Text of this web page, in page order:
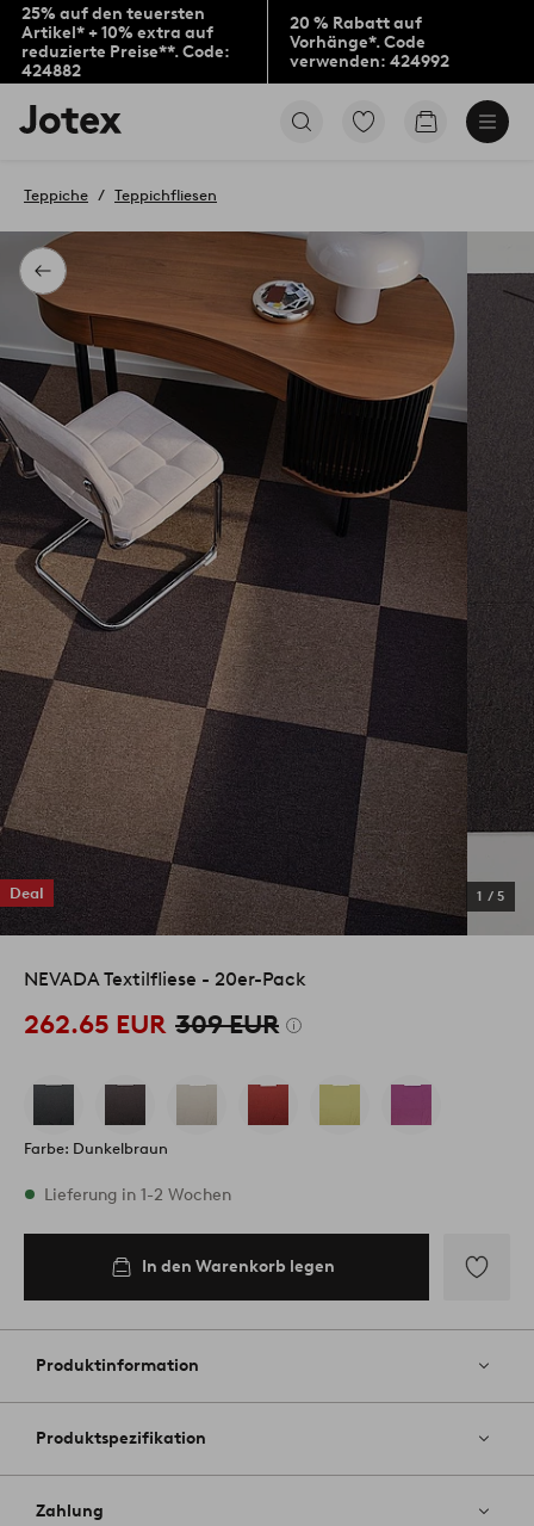
25% auf den teuersten
Artikel* + 10% extra auf
reduzierte Preise**. Code:
424882
20 % Rabatt auf
Vorhänge*. Code
verwenden: 424992
Jotex-
Logo
Startseite
Zu
Produkten
gehen
Zum
Zurück
Teppiche Teppichfliesen
Deal 1 / 5
NEVADA Textilfliese - 20er-Pack
262.65 EUR 309 EUR
Farbe: Dunkelbraun
Vorrätig
Lieferung in 1-2 Wochen
In den Warenkorb legen
Favoriten
Produktinformation
Produktspezifikation
Zahlung